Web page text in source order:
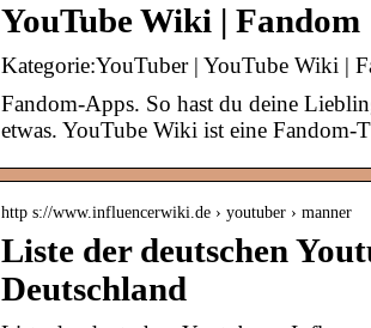
YouTube Wiki | Fandom
Kategorie:YouTuber | YouTube Wiki |
Fandom-Apps. So hast du deine
etwas. YouTube Wiki ist eine
http s://www.influencerwiki.de › youtuber › manner
Liste der deutschen
Deutschland